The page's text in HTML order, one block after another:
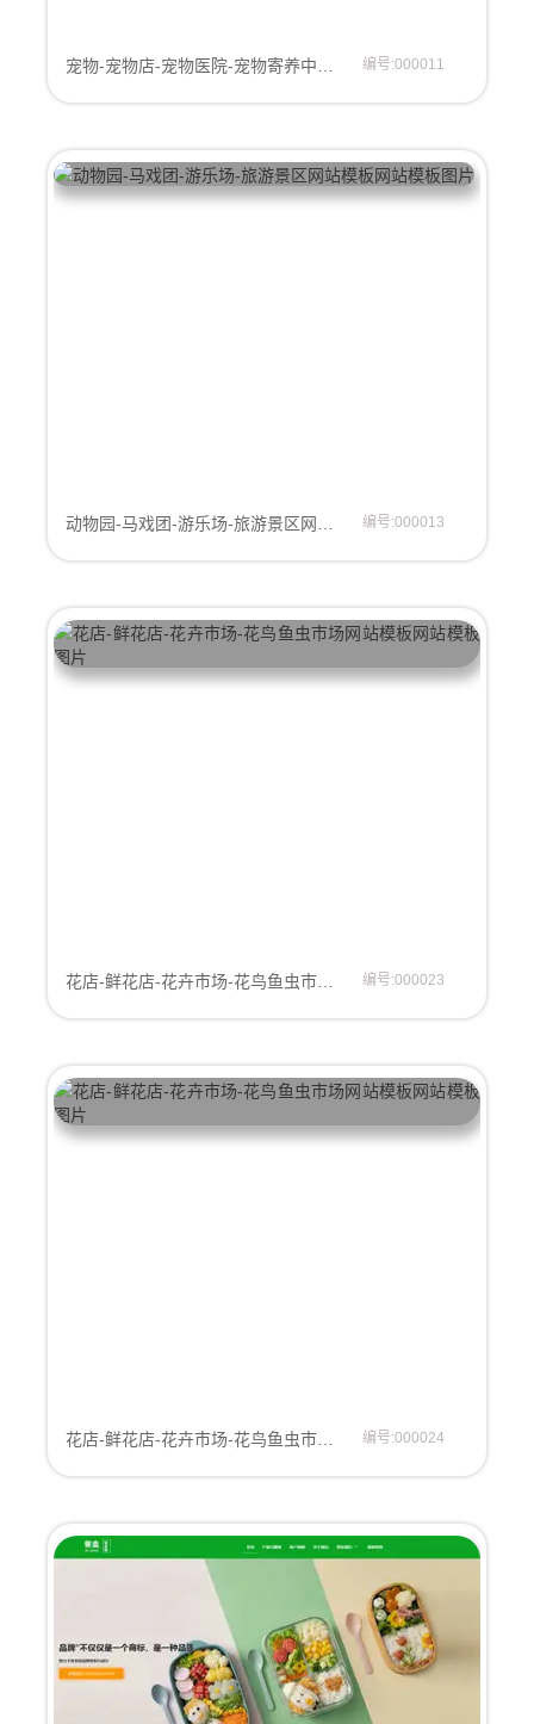
编号:000011
编号:000013
编号:000023
编号:000024